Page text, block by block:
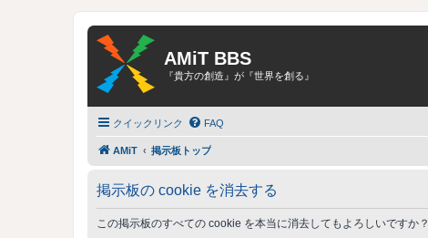
AMiT BBS
『貴方の創造』が『世界を創る』
クイックリンク FAQ
AMiT 掲示板トップ
掲示板の cookie を消去する
この掲示板のすべての cookie を本当に消去してもよろしいですか？